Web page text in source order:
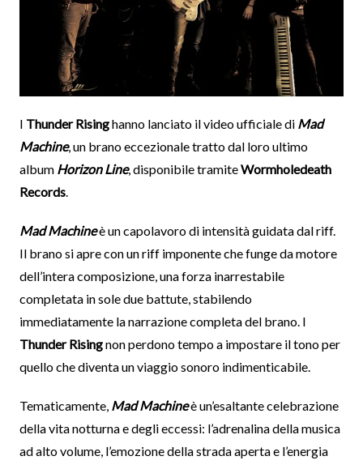
I Thunder Risinghanno lanciato il video ufficiale di Mad
Machine, un brano eccezionale tratto dal loro ultimo
album Horizon Line, disponibile tramiteWormholedeath
Records.
Mad Machineè un capolavoro di intensità guidata dal riff.
Il brano si apre con un riff imponente che funge da motore
dell’intera composizione, una forza inarrestabile
completata in sole due battute, stabilendo
immediatamente la narrazione completa del brano. I
Thunder Risingnon perdono tempo a impostare il tono per
quello che diventa un viaggio sonoro indimenticabile.
Tematicamente, Mad Machineè un’esaltante celebrazione
della vita notturna e degli eccessi: l’adrenalina della musica
ad alto volume, l’emozione della strada aperta e l’energia